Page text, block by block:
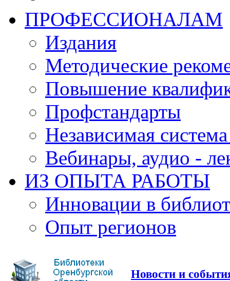
ПРОФЕССИОНАЛАМ
Издания
Методические
Повышение
Профстандарты
Независимая
Вебинары, аудио -
ИЗ ОПЫТА РАБОТЫ
Инновации в
Опыт регионов
Новости и